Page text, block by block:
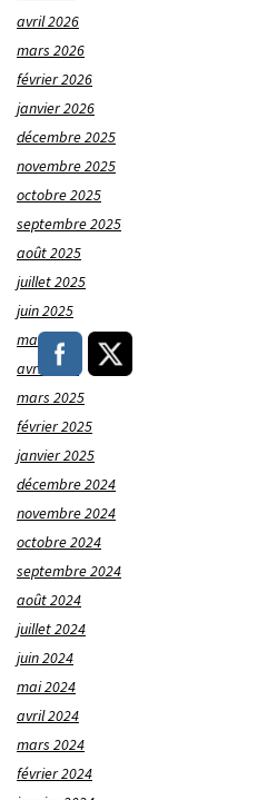
avril 2026
mars 2026
février 2026
janvier 2026
décembre 2025
novembre 2025
octobre 2025
septembre 2025
août 2025
juillet 2025
juin 2025
mai 2025
avril 2025
mars 2025
février 2025
janvier 2025
décembre 2024
novembre 2024
octobre 2024
septembre 2024
août 2024
juillet 2024
juin 2024
mai 2024
avril 2024
mars 2024
février 2024